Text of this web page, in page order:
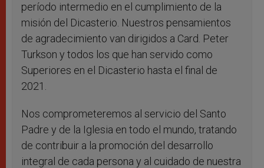
período intermedio en el cumplimiento de la
misión del Dicasterio. Nuestros pensamientos
de agradecimiento van dirigidos a Card. Peter
Turkson y todos los que han servido como
Superiores en el Dicasterio hasta el final de
2021.
Nos comprometeremos al servicio del Santo
Padre y de la Iglesia en todo el mundo, tratando
de contribuir a la promoción del desarrollo
integral de cada persona y al cuidado de nuestra